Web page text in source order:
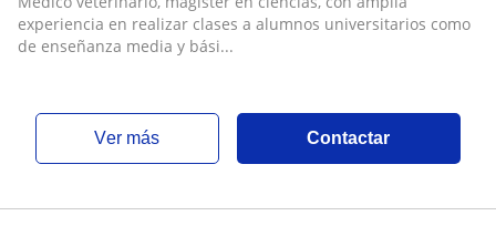
experiencia en realizar clases a alumnos universitarios como
de enseñanza media y bási...
ver más Contactar